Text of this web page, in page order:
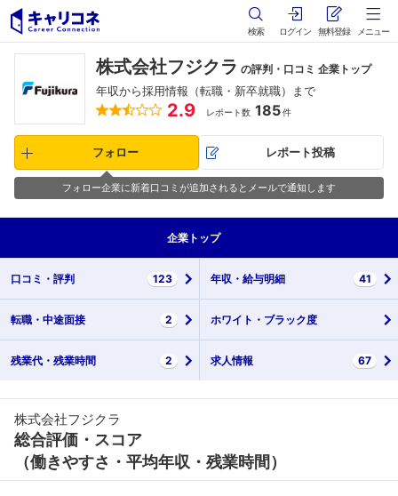
検索 ログイン 無料登録 メニュー
株式会社フジクラ の評判・口コミ 企業トップ
年収から採用情報（転職・新卒就職）まで
2.9 レポート数 185件
フォロー レポート投稿
フォロー企業に新着口コミが追加されるとメールで通知します
企業 トップ
口コミ・ 評判 123 年収・ 給与明細 41
転職・ 中途面接 2 ホワイト・ ブラック度
残業代・ 残業時間 2 求人情報 67
株式会社フジクラ
総合評価・スコア
（働きやすさ・平均年収・残業時間）